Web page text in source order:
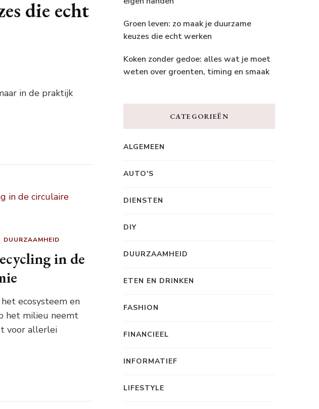
die echt
in de praktijk
DUURZAAMHEID
in de
ecosysteem en
het milieu neemt
voor allerlei
Groen leven: zo maak je duurzame
keuzes die echt werken
Koken zonder gedoe: alles wat je moet
weten over groenten, timing en smaak
CATEGORIEËN
ALGEMEEN
AUTO'S
DIENSTEN
DIY
DUURZAAMHEID
ETEN EN DRINKEN
FASHION
FINANCIEEL
INFORMATIEF
LIFESTYLE